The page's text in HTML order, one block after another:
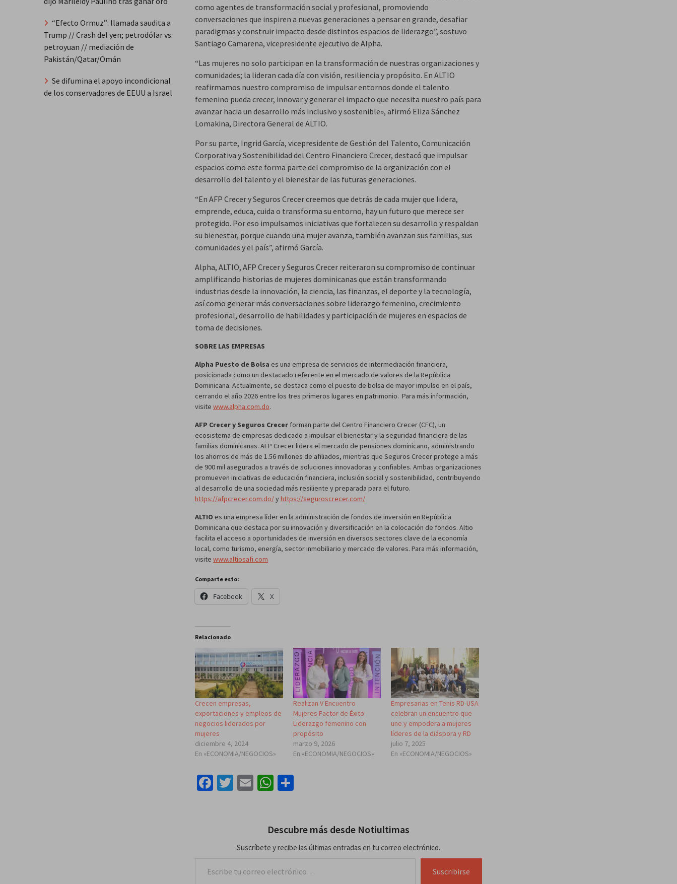
como agentes de transformación social y profesional, promoviendo
conversaciones que inspiren a nuevas generaciones a pensar en grande, desafiar
paradigmas y construir impacto desde distintos espacios de liderazgo”, sostuvo
Santiago Camarena, vicepresidente ejecutivo de Alpha.
“Las mujeres no solo participan en la transformación de nuestras organizaciones y
comunidades; la lideran cada día con visión, resiliencia y propósito. En ALTIO
reafirmamos nuestro compromiso de impulsar entornos donde el talento
femenino pueda crecer, innovar y generar el impacto que necesita nuestro país para
avanzar hacia un desarrollo más inclusivo y sostenible», afirmó Eliza Sánchez
Lomakina, Directora General de ALTIO.
Por su parte, Ingrid García, vicepresidente de Gestión del Talento, Comunicación
Corporativa y Sostenibilidad del Centro Financiero Crecer, destacó que impulsar
espacios como este forma parte del compromiso de la organización con el
desarrollo del talento y el bienestar de las futuras generaciones.
“En AFP Crecer y Seguros Crecer creemos que detrás de cada mujer que lidera,
emprende, educa, cuida o transforma su entorno, hay un futuro que merece ser
protegido. Por eso impulsamos iniciativas que fortalecen su desarrollo y respaldan
su bienestar, porque cuando una mujer avanza, también avanzan sus familias, sus
comunidades y el país”, afirmó García.
Alpha, ALTIO, AFP Crecer y Seguros Crecer reiteraron su compromiso de continuar
amplificando historias de mujeres dominicanas que están transformando
industrias desde la innovación, la ciencia, las finanzas, el deporte y la tecnología,
así como generar más conversaciones sobre liderazgo femenino, crecimiento
profesional, desarrollo de habilidades y participación de mujeres en espacios de
toma de decisiones.
SOBRE LAS EMPRESAS
Alpha Puesto de Bolsa es una empresa de servicios de intermediación financiera,
posicionada como un destacado referente en el mercado de valores de la República
Dominicana. Actualmente, se destaca como el puesto de bolsa de mayor impulso en el país,
cerrando el año 2026 entre los tres primeros lugares en patrimonio. Para más información,
visite www.alpha.com.do.
AFP Crecery Seguros Crecer forman parte del Centro Financiero Crecer (CFC), un
ecosistema de empresas dedicado a impulsar el bienestar y la seguridad financiera de las
familias dominicanas. AFP Crecer lidera el mercado de pensiones dominicano, administrando
los ahorros de más de 1.56 millones de afiliados, mientras que Seguros Crecer protege a más
de 900 mil asegurados a través de soluciones innovadoras y confiables. Ambas organizaciones
promueven iniciativas de educación financiera, inclusión social y sostenibilidad, contribuyendo
al desarrollo de una sociedad más resiliente y preparada para el futuro.
https://afpcrecer.com.do/yhttps://seguroscrecer.com/
ALTIO es una empresa líder en la administración de fondos de inversión en República
Dominicana que destaca por su innovación y diversificación en la colocación de fondos. Altio
facilita el acceso a oportunidades de inversión en diversos sectores clave de la economía
local, como turismo, energía, sector inmobiliario y mercado de valores. Para más información,
visite www.altiosafi.com
Comparte esto:
Facebook X
Relacionado
Crecen empresas,
exportaciones y empleos de
negocios liderados por
mujeres
diciembre 4, 2024
En «ECONOMIA/NEGOCIOS»
Realizan V Encuentro
Mujeres Factor de Éxito:
Liderazgo femenino con
propósito
marzo 9, 2026
En «ECONOMIA/NEGOCIOS»
Empresarias en Tenis RD-USA
celebran un encuentro que
une y empodera a mujeres
líderes de la diáspora y RD
julio 7, 2025
En «ECONOMIA/NEGOCIOS»
Facebook
Twitter
EmailWhatsApp
Descubre más desde Notiultimas
Suscríbete y recibe las últimas entradas en tu correo electrónico.
Suscribirse
“Efecto Ormuz”: llamada saudita a
Trump // Crash del yen; petrodólar vs.
petroyuan // mediación de
Pakistán/Qatar/Omán
Se difumina el apoyo incondicional
de los conservadores de EEUU a Israel